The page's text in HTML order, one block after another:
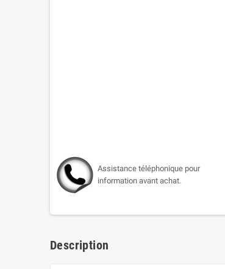
Assistance téléphonique pour
information avant achat.
Description